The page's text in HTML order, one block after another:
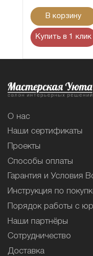
В корзину
Купить в 1 клик
О нас
Наши сертификаты
Проекты
Способы оплаты
Гарантия и Условия
Инструкция по
Порядок работы с
Наши партнёры
Сотрудничество
Доставка